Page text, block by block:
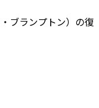
ブランプトン）の復